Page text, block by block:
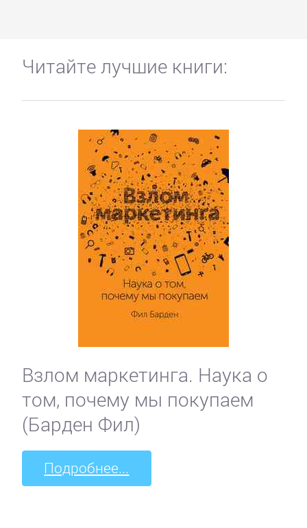
Читайте лучшие книги:
Взлом маркетинга. Наука о
том, почему мы покупаем
(Барден Фил)
Подробнее...